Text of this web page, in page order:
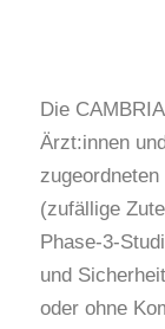
Die
Ärzt:innen
(zufällige
Phase-3-
und
oder ohne